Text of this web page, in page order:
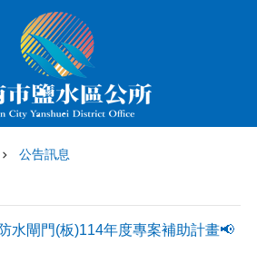
公告訊息
水閘門(板)114年度專案補助計畫📢